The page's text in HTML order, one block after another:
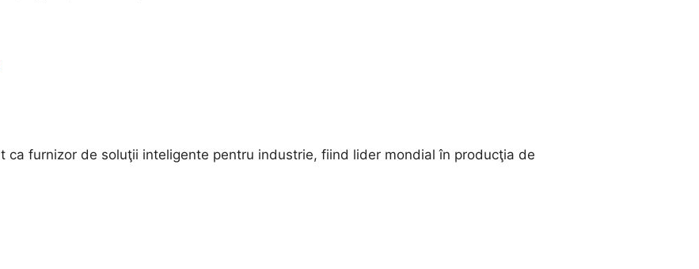
ca furnizor de soluţii inteligente pentru industrie, fiind lider mondial în producţia de